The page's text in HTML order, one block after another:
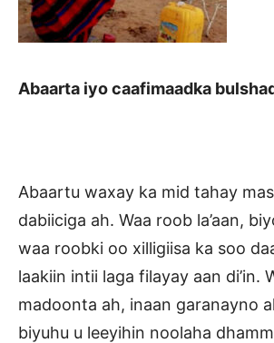
Abaarta iyo caafimaadka
Abaartu waxay ka mid tahay
dabiiciga ah. Waa roob la’aan,
waa roobki oo xilligiisa ka soo
laakiin intii laga filayay aan di’in.
madoonta ah, inaan garanayno
biyuhu u leeyihin noolaha